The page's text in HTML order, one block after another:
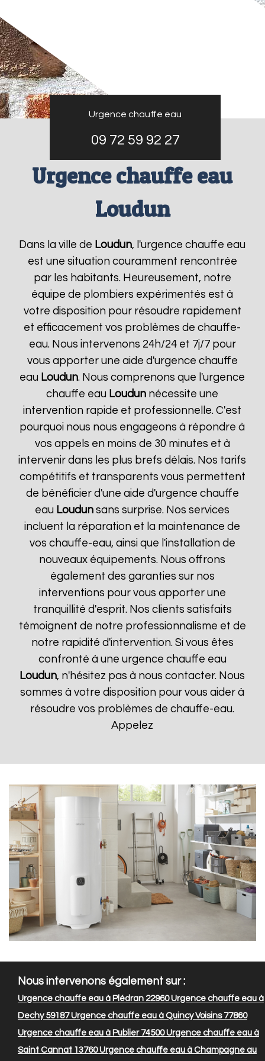
Urgence chauffe eau
09 72 59 92 27
Urgence chauffe eau
Loudun
Dans la ville de Loudun, l'urgence chauffe eau
est une situation couramment rencontrée
par les habitants. Heureusement, notre
équipe de plombiers expérimentés est à
votre disposition pour résoudre rapidement
et efficacement vos problèmes de chauffe-
eau. Nous intervenons 24h/24 et 7j/7 pour
vous apporter une aide d'urgence chauffe
eau Loudun. Nous comprenons que l'urgence
chauffe eau Loudun nécessite une
intervention rapide et professionnelle. C'est
pourquoi nous nous engageons à répondre à
vos appels en moins de 30 minutes et à
intervenir dans les plus brefs délais. Nos tarifs
compétitifs et transparents vous permettent
de bénéficier d'une aide d'urgence chauffe
eau Loudun sans surprise. Nos services
incluent la réparation et la maintenance de
vos chauffe-eau, ainsi que l'installation de
nouveaux équipements. Nous offrons
également des garanties sur nos
interventions pour vous apporter une
tranquillité d'esprit. Nos clients satisfaits
témoignent de notre professionnalisme et de
notre rapidité d'intervention. Si vous êtes
confronté à une urgence chauffe eau
Loudun, n'hésitez pas à nous contacter. Nous
sommes à votre disposition pour vous aider à
résoudre vos problèmes de chauffe-eau.
Appelez
Nous intervenons également sur :
Urgence chauffe eau à Plédran 22960Urgence chauffe eau à
Dechy 59187Urgence chauffe eau à Quincy Voisins 77860
Urgence chauffe eau à Publier 74500Urgence chauffe eau à
Saint Cannat 13760Urgence chauffe eau à Champagne au